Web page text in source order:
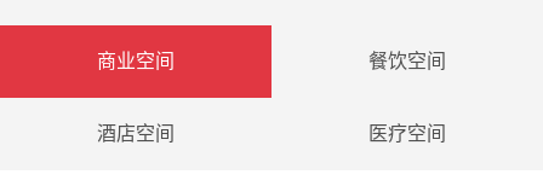
商业空间 餐饮空间
酒店空间 医疗空间